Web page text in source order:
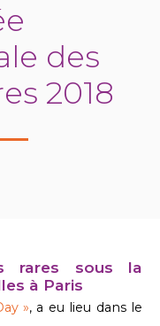
des
2018
rares sous la
à Paris
», a eu lieu dans le